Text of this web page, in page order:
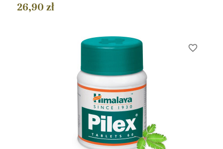
26,90 zł
favorite_border